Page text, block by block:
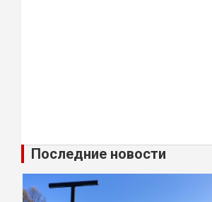
Последние новости